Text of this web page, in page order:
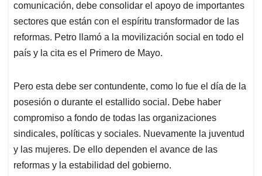
comunicación, debe consolidar el apoyo de importantes
sectores que están con el espíritu transformador de las
reformas. Petro llamó a la movilización social en todo el
país y la cita es el Primero de Mayo.
Pero esta debe ser contundente, como lo fue el día de la
posesión o durante el estallido social. Debe haber
compromiso a fondo de todas las organizaciones
sindicales, políticas y sociales. Nuevamente la juventud
y las mujeres. De ello dependen el avance de las
reformas y la estabilidad del gobierno.